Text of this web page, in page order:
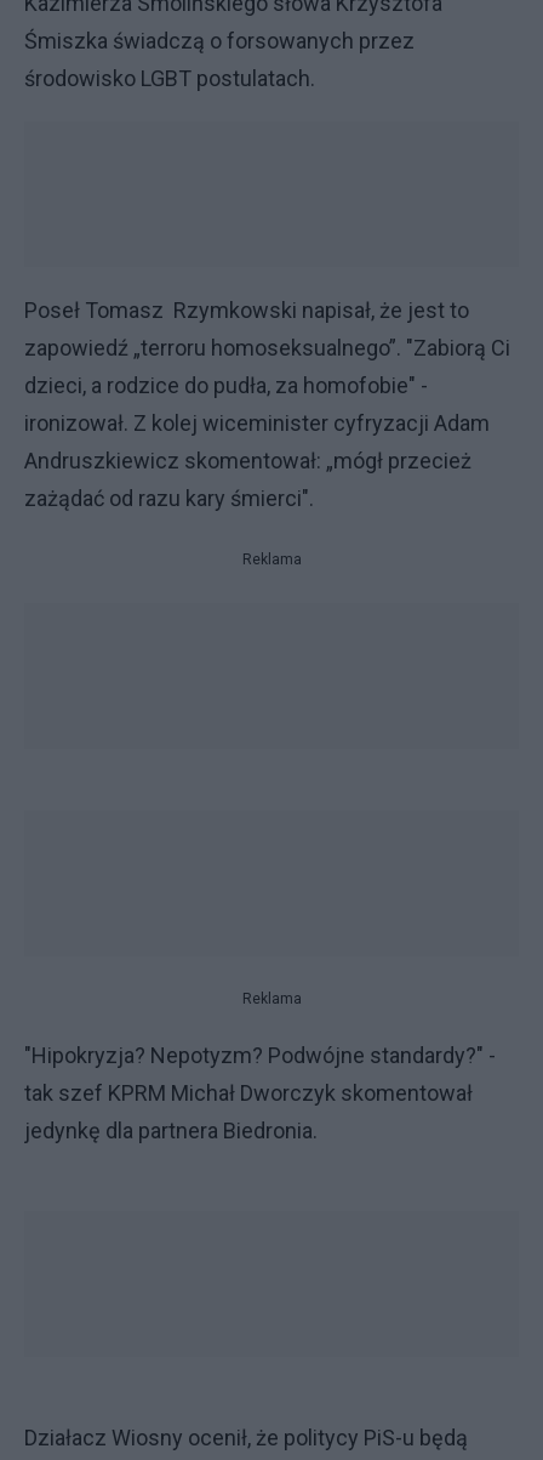
Śmiszka świadczą o forsowanych przez
środowisko LGBT postulatach.
Poseł Tomasz Rzymkowski napisał, że jest to
zapowiedź „terroru homoseksualnego”. "Zabiorą Ci
dzieci, a rodzice do pudła, za homofobie" -
ironizował. Z kolej wiceminister cyfryzacji Adam
Andruszkiewicz skomentował: „mógł przecież
zażądać od razu kary śmierci".
Reklama
Reklama
"Hipokryzja? Nepotyzm? Podwójne standardy?" -
tak szef KPRM Michał Dworczyk skomentował
jedynkę dla partnera Biedronia.
Działacz Wiosny ocenił, że politycy PiS-u będą